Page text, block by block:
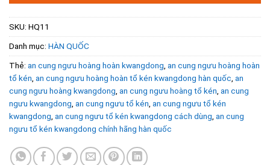
SKU: HQ11
Danh mục: HÀN QUỐC
Thẻ: an cung ngưu hoàng hoàn kwangdong an cung ngưu hoàng hoàn
tổ kén an cung ngưu hoàng hoàn tổ kén kwangdong hàn quốc an
cung ngưu hoàng kwangdong an cung ngưu hoàng tổ kén an cung
ngưu kwangdong an cung ngưu tổ kén an cung ngưu tổ kén
kwangdong an cung ngưu tổ kén kwangdong cách dùng an cung
ngưu tổ kén kwangdong chính hãng hàn quốc